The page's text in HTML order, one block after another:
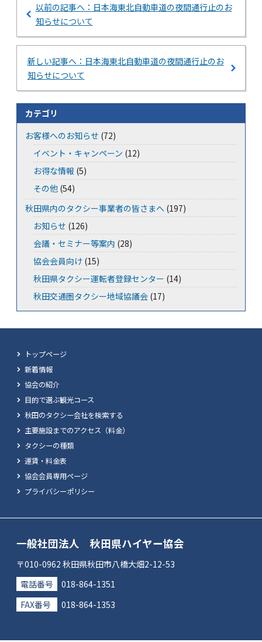
以前の記事へ：日本海東北自動車道の夜間通行止のお
知らせについて
新しい記事へ：日本海東北自動車道の夜間通行止のお
知らせについて
カテゴリ
お客様へのお知らせ (72)
イベント・キャンペーン (12)
お得な情報 (5)
その他 (54)
秋田県内のタクシー事業者の皆さまへ (197)
お知らせ (126)
会議・セミナー等案内 (28)
協会会員向け (15)
秋田県タクシー運転者登録センター (14)
秋田交通圏タクシー地域協議会 (17)
一般社団法人 秋田県ハイヤー協会
〒010-0962 秋田県秋田市八橋大畑2-12-53
電話番号
018-864-1351
FAX番号
018-864-1353
トップページ
新着情報
協会の紹介
目的で選ぶ観光コース
秋田のタクシー会社を検索する
主要施設までのアクセス（料金）
タクシーの種類
運賃・料金表
協会会員専用ページ
プライバシーポリシー